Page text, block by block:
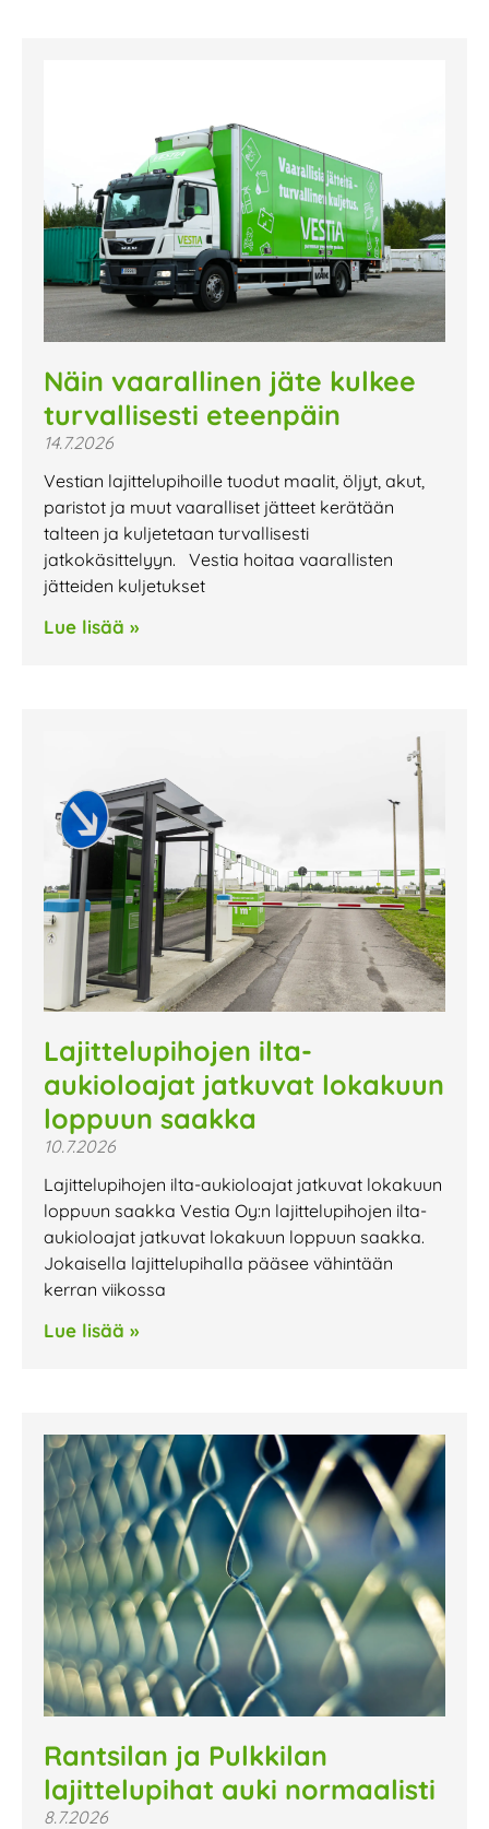
Näin vaarallinen jäte kulkee
turvallisesti eteenpäin
14.7.2026
Vestian lajittelupihoille tuodut maalit, öljyt, akut,
paristot ja muut vaaralliset jätteet kerätään
talteen ja kuljetetaan turvallisesti
jatkokäsittelyyn. Vestia hoitaa vaarallisten
jätteiden kuljetukset
Lue lisää »
Lajittelupihojen ilta-
aukioloajat jatkuvat lokakuun
loppuun saakka
10.7.2026
Lajittelupihojen ilta-aukioloajat jatkuvat lokakuun
loppuun saakka Vestia Oy:n lajittelupihojen ilta-
aukioloajat jatkuvat lokakuun loppuun saakka.
Jokaisella lajittelupihalla pääsee vähintään
kerran viikossa
Lue lisää »
Rantsilan ja Pulkkilan
lajittelupihat auki normaalisti
8.7.2026